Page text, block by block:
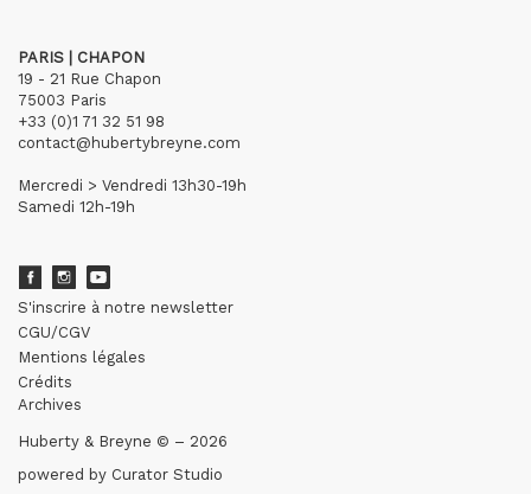
PARIS | CHAPON
19 - 21 Rue Chapon
75003 Paris
+33 (0)1 71 32 51 98
contact@hubertybreyne.com
Mercredi > Vendredi 13h30-19h
Samedi 12h-19h
S'inscrire à notre newsletter
CGU/CGV
Mentions légales
Crédits
Archives
Huberty & Breyne © – 2026
powered by Curator Studio